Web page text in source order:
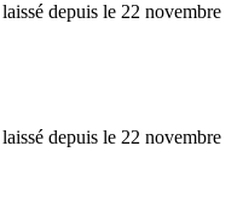
depuis le 22 novembre
depuis le 22 novembre